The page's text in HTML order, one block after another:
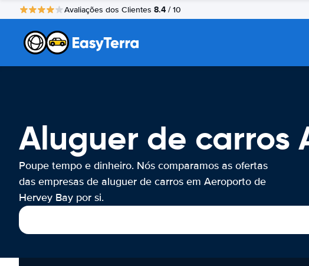
Avaliações dos Clientes 8.4 / 10
Aluguer de carros
Poupe tempo e dinheiro. Nós comparamos as ofertas
das empresas de aluguer de carros em Aeroporto de
Hervey Bay por si.